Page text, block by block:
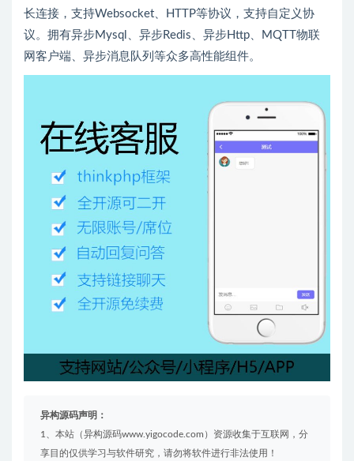
长连接，支持Websocket、HTTP等协议，支持自定义协
议。拥有异步Mysql、异步Redis、异步Http、MQTT物联
网客户端、异步消息队列等众多高性能组件。
异构源码声明：
1、本站（异构源码www.yigocode.com）资源收集于互联网，分
享目的仅供学习与软件研究，请勿将软件进行非法使用！